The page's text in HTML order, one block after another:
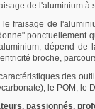
de l'aluminium à
le fraisage de
ponctuellement
dépend de
broche,
des
le POM, le
passionnés,